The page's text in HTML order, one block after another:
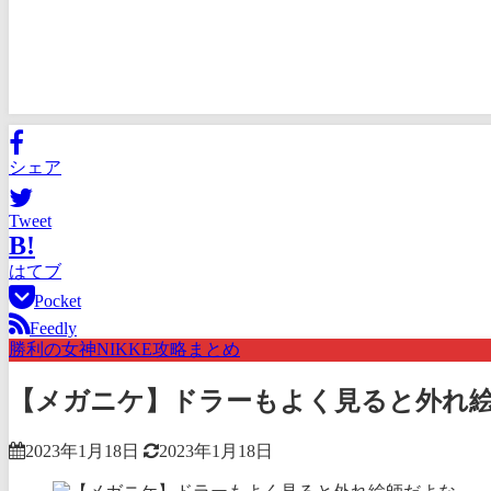
シェア
Tweet
B!
はてブ
Pocket
Feedly
勝利の女神NIKKE攻略まとめ
【メガニケ】ドラーもよく見ると外れ
2023年1月18日 2023年1月18日